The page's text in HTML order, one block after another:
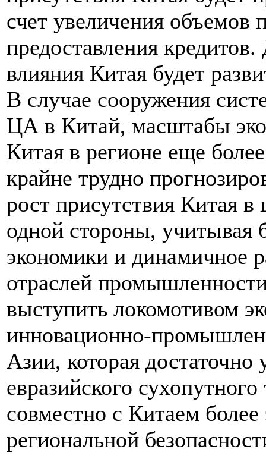
счет увеличения объемов
предоставления
влияния Китая будет
В случае сооружения
ЦА в Китай, масштабы
Китая в регионе еще
крайне трудно
рост присутствия Китая в
одной стороны, учитывая
экономики и динамичное
отраслей
выступить локомотивом
инновационно-
Азии, которая
евразийского
совместно с Китаем
региональной